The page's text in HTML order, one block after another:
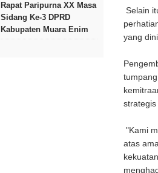
Rapat Paripurna XX Masa
Sidang Ke-3 DPRD
Kabupaten Muara Enim
Selain
yang
"Kami
atas